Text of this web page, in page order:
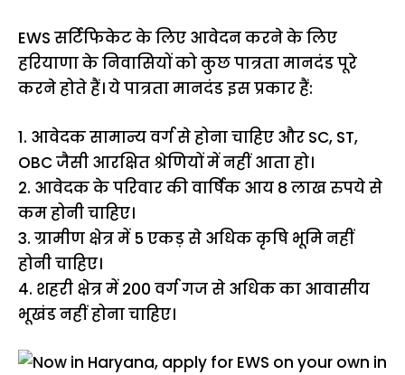
EWS सर्टिफिकेट के लिए आवेदन करने के लिए
हरियाणा के निवासियों को कुछ पात्रता मानदंड पूरे
करने होते हैं। ये पात्रता मानदंड इस प्रकार हैं:
1. आवेदक सामान्य वर्ग से होना चाहिए और SC, ST,
OBC जैसी आरक्षित श्रेणियों में नहीं आता हो।
2. आवेदक के परिवार की वार्षिक आय 8 लाख रुपये से
कम होनी चाहिए।
3. ग्रामीण क्षेत्र में 5 एकड़ से अधिक कृषि भूमि नहीं
होनी चाहिए।
4. शहरी क्षेत्र में 200 वर्ग गज से अधिक का आवासीय
भूखंड नहीं होना चाहिए।